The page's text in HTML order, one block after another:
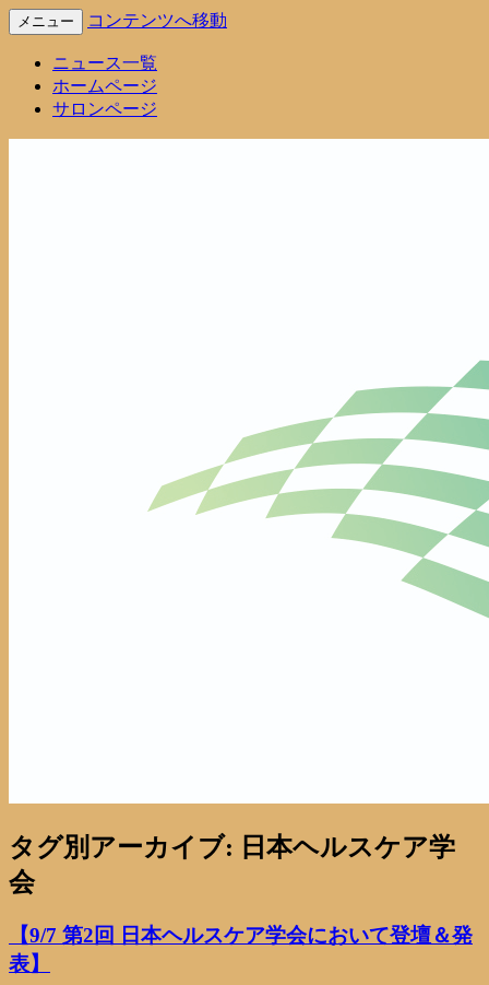
Voyage Infomation
株式会社Voyage 最新情報
メニュー コンテンツへ移動
ニュース一覧
ホームページ
サロンページ
タグ別アーカイブ: 日本ヘルスケア学
会
【9/7 第2回 日本ヘルスケア学会において登壇＆発
表】